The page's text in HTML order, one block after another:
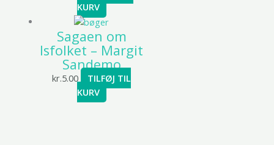
KURV
Sagaen om
Isfolket – Margit
Sandemo
kr.5.00
TILFØJ TIL
KURV